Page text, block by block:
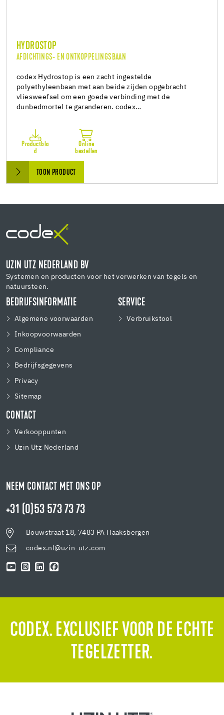
HYDROSTOP
AFDICHTINGS- EN ONTKOPPELINGSBAAN
codex Hydrostop is een zacht ingestelde
polyethyleenbaan met aan beide zijden opgebracht
vliesweefsel om een goede verbinding met de
dunbedmortel te garanderen. codex…
Productbla
d
Online
bestellen
TOON PRODUCT
UZIN UTZ NEDERLAND BV
Systemen en producten voor het verwerken van tegels en
natuursteen.
BEDRIJFSINFORMATIE
Algemene voorwaarden
Inkoopvoorwaarden
Compliance
Bedrijfsgegevens
Privacy
Sitemap
SERVICE
Verbruikstool
CONTACT
Verkooppunten
Uzin Utz Nederland
NEEM CONTACT MET ONS OP
+31 (0)53 573 73 73
Bouwstraat 18, 7483 PA Haaksbergen
codex.nl@uzin-utz.com
CODEX. EXCLUSIEF VOOR DE ECHTE
TEGELZETTER.